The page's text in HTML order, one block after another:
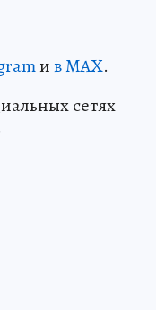
ив MAX.
сетях